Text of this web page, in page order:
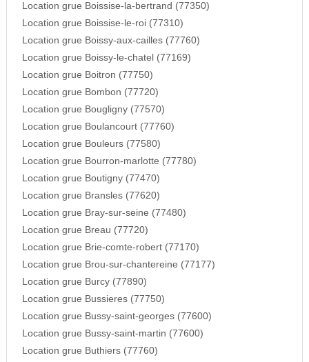
Location grue Boissise-la-bertrand (77350)
Location grue Boissise-le-roi (77310)
Location grue Boissy-aux-cailles (77760)
Location grue Boissy-le-chatel (77169)
Location grue Boitron (77750)
Location grue Bombon (77720)
Location grue Bougligny (77570)
Location grue Boulancourt (77760)
Location grue Bouleurs (77580)
Location grue Bourron-marlotte (77780)
Location grue Boutigny (77470)
Location grue Bransles (77620)
Location grue Bray-sur-seine (77480)
Location grue Breau (77720)
Location grue Brie-comte-robert (77170)
Location grue Brou-sur-chantereine (77177)
Location grue Burcy (77890)
Location grue Bussieres (77750)
Location grue Bussy-saint-georges (77600)
Location grue Bussy-saint-martin (77600)
Location grue Buthiers (77760)